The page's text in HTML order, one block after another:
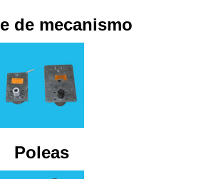
de mecanismo
Poleas